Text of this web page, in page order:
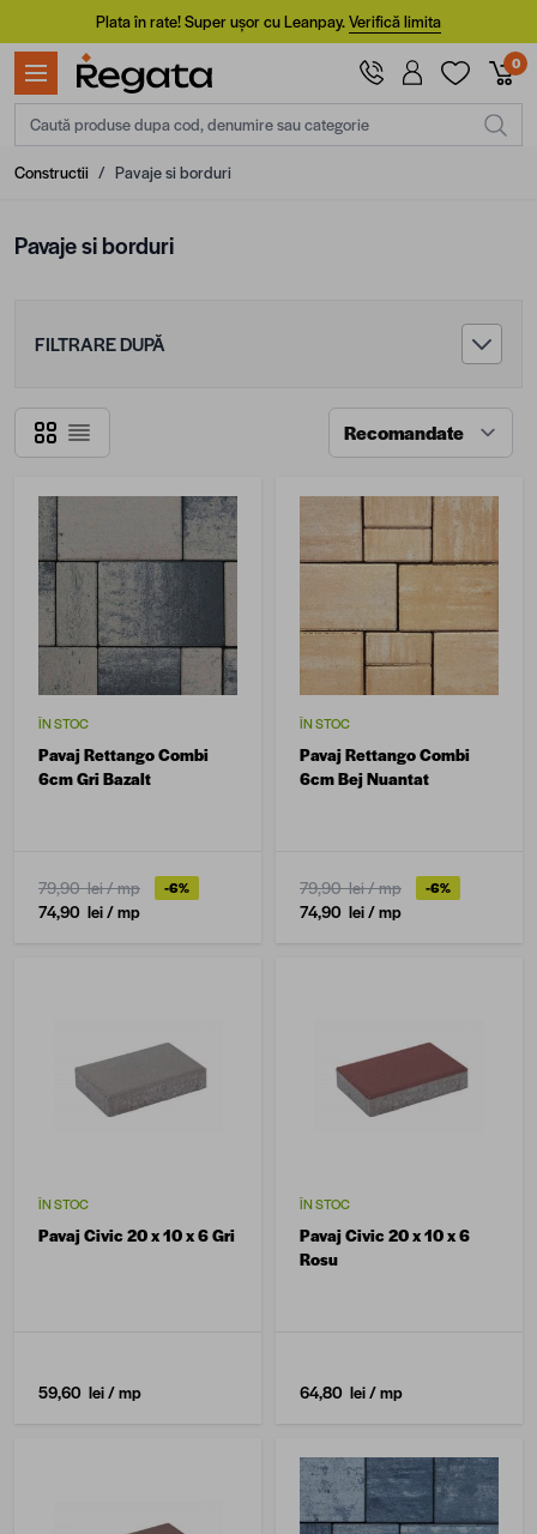
Mergi la ConținutPlata în rate! Super ușor cu Leanpay.Verifică limita
0
Caută produse dupa cod, denumire sau categorie
Constructii / Pavaje si borduri
Pavaje si borduri
FILTRARE DUPĂ
Grilă
Listă
ÎN STOC
Pavaj Rettango Combi
6cm Gri Bazalt
79,90 lei/ mp -6%
74,90 lei/ mp
ÎN STOC
Pavaj Rettango Combi
6cm Bej Nuantat
79,90 lei/ mp -6%
74,90 lei/ mp
ÎN STOC
Pavaj Civic 20 x 10 x 6 Gri
59,60 lei/ mp
ÎN STOC
Pavaj Civic 20 x 10 x 6
Rosu
64,80 lei/ mp